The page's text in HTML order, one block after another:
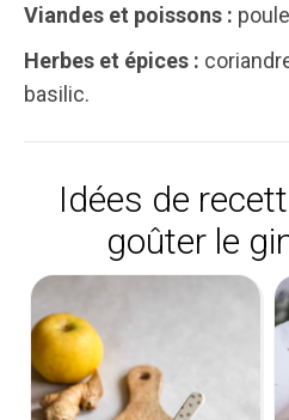
Viandes et poissons :
Herbes et épices :
basilic.
Idées de
goûter le